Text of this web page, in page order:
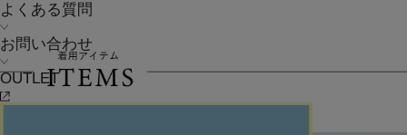
よくある質問
お問い合わせ
OUTLET